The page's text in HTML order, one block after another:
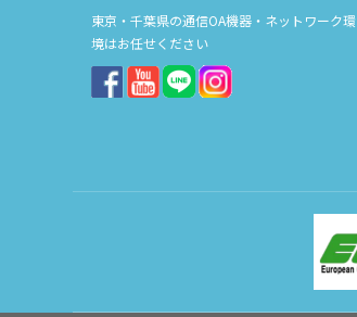
東京・千葉県の通信OA機器・ネットワーク環
境はお任せください